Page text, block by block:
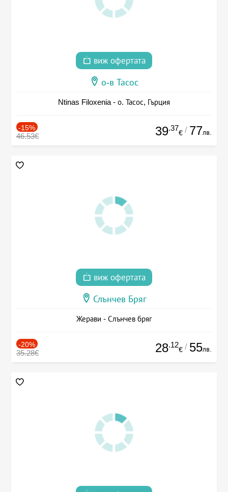
виж офертата
о-в Тасос
Ntinas Filoxenia - о. Тасос, Гърция
-15%
46.53€ 39.37
€ / 77лв.
виж офертата
Слънчев Бряг
Жерави - Слънчев бряг
-20%
35.28€ 28.12
€ / 55лв.